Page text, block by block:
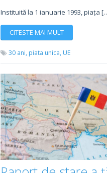
Instituită la 1 ianuarie 1993, piața
CITESTE MAI MULT
30 ani, piata unica, UE